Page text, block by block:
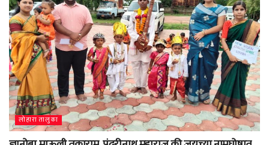
लोहारा तालुका